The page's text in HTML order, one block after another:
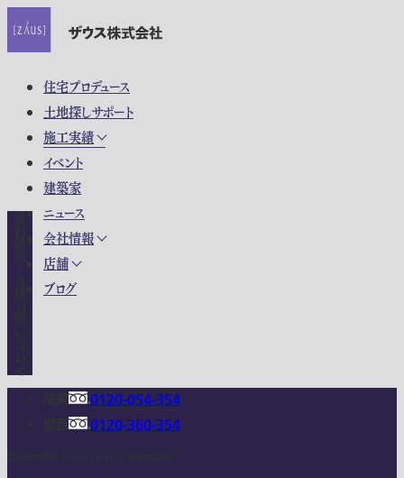
住宅プロデュース
土地探しサポート
施工実績
イベント
建築家
ニュース
会社情報
店舗
ブログ
0120-054-354
0120-360-354